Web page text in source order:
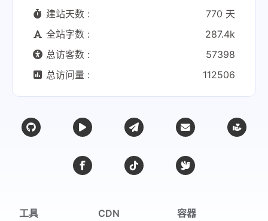
建站天数 :
770 天
全站字数 :
287.4k
总访客数 :
57398
总访问量 :
112506
工具 CDN 容器